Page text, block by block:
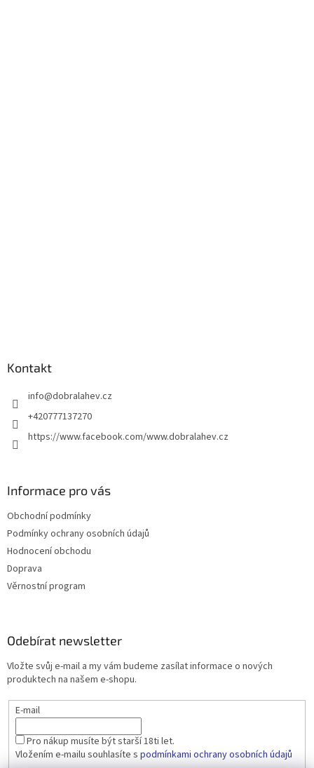
Kontakt
info@dobralahev.cz
+420777137270
https://www.facebook.com/www.dobralahev.cz
Informace pro vás
Obchodní podmínky
Podmínky ochrany osobních údajů
Hodnocení obchodu
Doprava
Věrnostní program
Odebírat newsletter
Vložte svůj e-mail a my vám budeme zasílat informace o nových
produktech na našem e-shopu.
E-mail
Pro nákup musíte být starší 18ti let.
Vložením e-mailu souhlasíte s podmínkami ochrany osobních údajů